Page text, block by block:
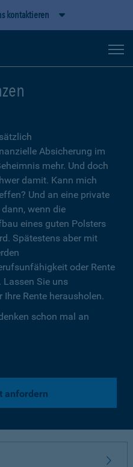
kontaktieren
Absicherung im
mehr. Und doch
damit. Kann mich
Und an eine private
wenn die
eines guten Polsters
Spätestens aber mit
oder Rente
Lassen Sie uns
Rente herausholen.
schon mal an
anfordern